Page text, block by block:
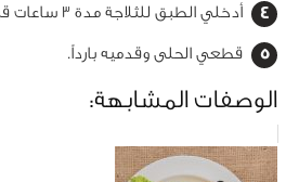
أدخلي الطبق للثلاجة مدة 3 ساعات قبل التقديم.
قطعي الحلى وقدميه بارداً.
الوصفات المشابهة: